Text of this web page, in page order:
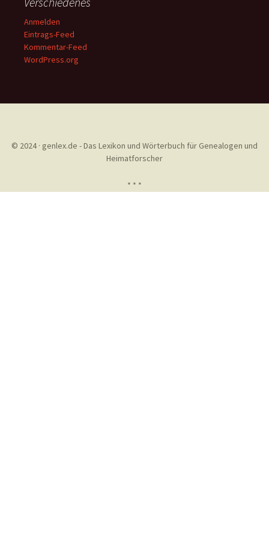
Anmelden
Eintrags-Feed
Kommentar-Feed
WordPress.org
© 2024 · genlex.de - Das Lexikon und Wörterbuch für Genealogen und
Heimatforscher
* * *